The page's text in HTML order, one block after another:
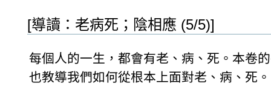
[導讀：老病死；陰相應 (5/5)]
每個人的一生，都會有老、病、死。本卷
也教導我們如何從根本上面對老、病、死。